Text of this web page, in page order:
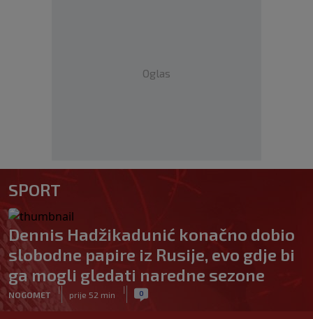
Oglas
SPORT
Dennis Hadžikadunić konačno dobio
slobodne papire iz Rusije, evo gdje bi
ga mogli gledati naredne sezone
NOGOMET
|
prije 52 min
| 0